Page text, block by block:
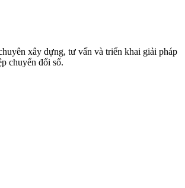
xây dựng, tư vấn và triển khai giải pháp
chuyển đổi số.